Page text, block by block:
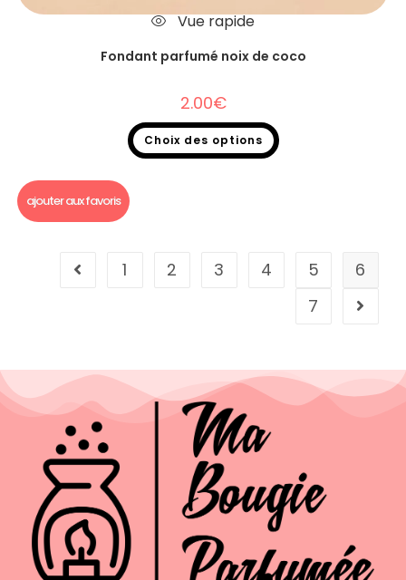
Vue rapide
Fondant parfumé noix de coco
2.00€
Choix des options
ajouter aux favoris
1 2 3 4 5
6
7